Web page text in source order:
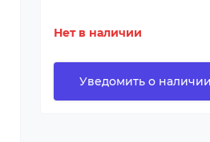
Нет в наличии
Уведомить о